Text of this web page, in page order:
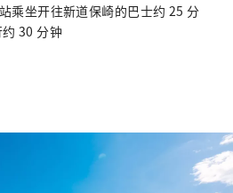
乘坐开往新道保崎的巴士约 25 分
30 分钟